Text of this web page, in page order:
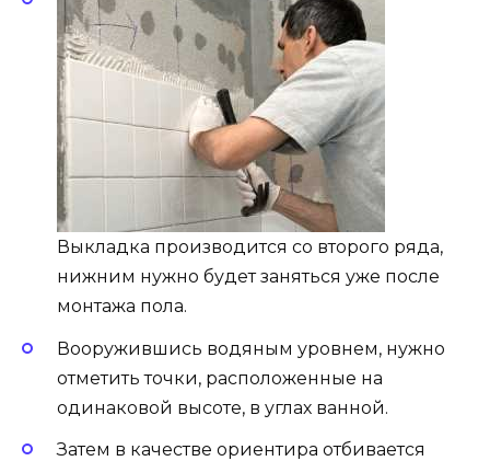
Выкладка производится со второго ряда,
нижним нужно будет заняться уже после
монтажа пола.
Вооружившись водяным уровнем, нужно
отметить точки, расположенные на
одинаковой высоте, в углах ванной.
Затем в качестве ориентира отбивается